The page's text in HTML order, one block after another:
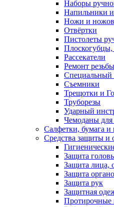
Наборы
Напильники
Ножи и
Отвёртки
Пистолеты
Плоскогубцы,
Рассекатели
Ремонт резьбы
Специальный
Съемники
Трещотки и
Труборезы
Ударный
Чемоданы для
Салфетки, бумага и
Средства защиты и
Защита
Защита лица,
Защита
Защита рук
Защитная
Протирочные